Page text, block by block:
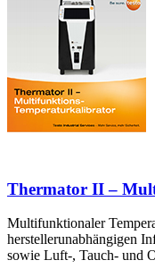
Thermator II –
Multifunktionaler
herstellerunabhängigen
sowie Luft-, Tauch- und